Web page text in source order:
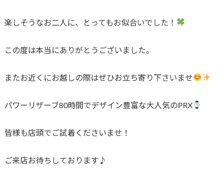
楽しそうなお二人に、とってもお似合いでした！
この度は本当にありがとうございました。
またお近くにお越しの際はぜひお立ち寄り下さいませ
パワーリザーブ80時間でデザイン豊富な大人気のPRX
皆様も店頭でご試着くださいませ！
ご来店お待ちしております♪